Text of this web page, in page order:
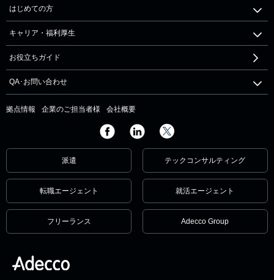
はじめての方
キャリア・福利厚生
お役立ちガイド
QA･お問い合わせ
拠点情報 企業のご担当者様 会社概要
派遣 テックコンサルティング
転職エージェント 就活エージェント
フリーランス Adecco Group